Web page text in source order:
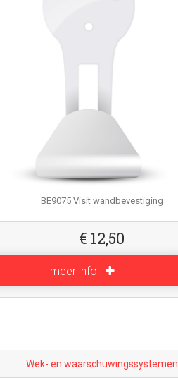
BE9075 Visit wandbevestiging
€ 12,50
meer info
Wek- en waarschuwingssystemen